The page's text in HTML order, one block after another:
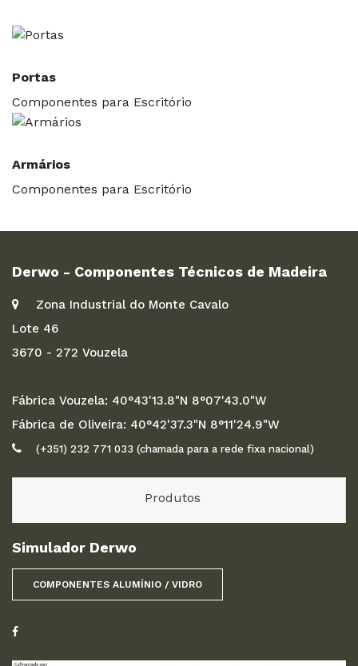
Portas
Componentes para Escritório
Armários
Componentes para Escritório
Derwo - Componentes Técnicos de Madeira
Zona Industrial do Monte Cavalo
Lote 46
3670 - 272 Vouzela
Fábrica Vouzela: 40°43'13.8"N 8°07'43.0"W
Fábrica de Oliveira: 40°42'37.3"N 8°11'24.9"W
(+351) 232 771 033 (chamada para a rede fixa nacional)
Produtos
Simulador Derwo
COMPONENTES ALUMÍNIO / VIDRO